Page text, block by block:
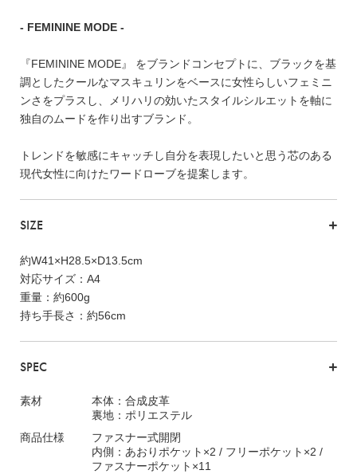
会社特典
ご利用ガイド
会社概要
- FEMININE MODE -
『FEMININE MODE』 をブランドコンセプトに、ブラックを基
調としたクールなマスキュリンをベースに女性らしいフェミニ
ンさをプラスし、メリハリの効いたスタイルシルエットを軸に
独自のムードを作り出すブランド。
トレンドを敏感にキャッチし自分を表現したいと思う芯のある
現代女性に向けたワードローブを提案します。
SIZE
約W41×H28.5×D13.5cm
対応サイズ：A4
重量：約600g
持ち手長さ：約56cm
SPEC
素材
本体：合成皮革
裏地：ポリエステル
商品仕様
ファスナー式開閉
内側：あおりポケット×2 / フリーポケット×2 /
ファスナーポケット×11